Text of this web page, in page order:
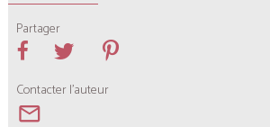
Partager
Contacter l'auteur
mail_outline